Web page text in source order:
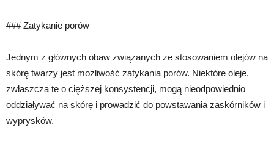
### Zatykanie porów
Jednym z głównych obaw związanych ze stosowaniem olejów na
skórę twarzy jest możliwość zatykania porów. Niektóre oleje,
zwłaszcza te o cięższej konsystencji, mogą nieodpowiednio
oddziaływać na skórę i prowadzić do powstawania zaskórników i
wyprysków.